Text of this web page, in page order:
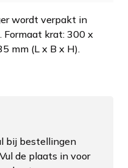
wordt verpakt in
Formaat krat: 300 x
mm (L x B x H).
bij bestellingen
de plaats in voor